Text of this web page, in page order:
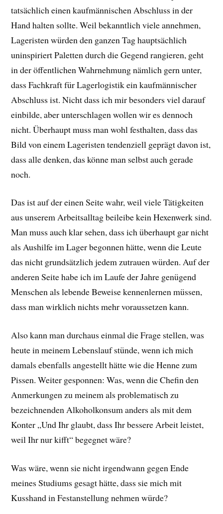
tatsächlich einen kaufmännischen Abschluss in der
Hand halten sollte. Weil bekanntlich viele annehmen,
Lageristen würden den ganzen Tag hauptsächlich
uninspiriert Paletten durch die Gegend rangieren, geht
in der öffentlichen Wahrnehmung nämlich gern unter,
dass Fachkraft für Lagerlogistik ein kaufmännischer
Abschluss ist. Nicht dass ich mir besonders viel darauf
einbilde, aber unterschlagen wollen wir es dennoch
nicht. Überhaupt muss man wohl festhalten, dass das
Bild von einem Lageristen tendenziell geprägt davon ist,
dass alle denken, das könne man selbst auch gerade
noch.
Das ist auf der einen Seite wahr, weil viele Tätigkeiten
aus unserem Arbeitsalltag beileibe kein Hexenwerk sind.
Man muss auch klar sehen, dass ich überhaupt gar nicht
als Aushilfe im Lager begonnen hätte, wenn die Leute
das nicht grundsätzlich jedem zutrauen würden. Auf der
anderen Seite habe ich im Laufe der Jahre genügend
Menschen als lebende Beweise kennenlernen müssen,
dass man wirklich nichts mehr voraussetzen kann.
Also kann man durchaus einmal die Frage stellen, was
heute in meinem Lebenslauf stünde, wenn ich mich
damals ebenfalls angestellt hätte wie die Henne zum
Pissen. Weiter gesponnen: Was, wenn die Chefin den
Anmerkungen zu meinem als problematisch zu
bezeichnenden Alkoholkonsum anders als mit dem
Konter „Und Ihr glaubt, dass Ihr bessere Arbeit leistet,
weil Ihr nur kifft“ begegnet wäre?
Was wäre, wenn sie nicht irgendwann gegen Ende
meines Studiums gesagt hätte, dass sie mich mit
Kusshand in Festanstellung nehmen würde?